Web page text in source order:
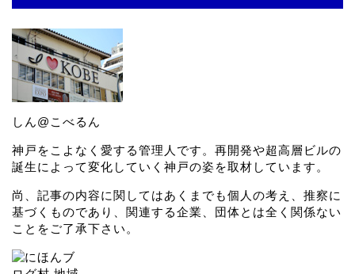
しん@こべるん
神戸をこよなく愛する管理人です。再開発や超高層ビルの
誕生によって変化していく神戸の姿を取材しています。
尚、記事の内容に関してはあくまでも個人の考え、推察に
基づくものであり、関連する企業、団体とは全く関係ない
ことをご了承下さい。